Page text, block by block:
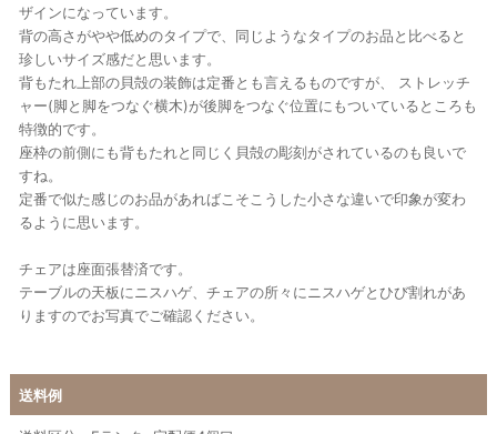
ザインになっています。
背の高さがやや低めのタイプで、同じようなタイプのお品と比べると
珍しいサイズ感だと思います。
背もたれ上部の貝殻の装飾は定番とも言えるものですが、 ストレッチ
ャー(脚と脚をつなぐ横木)が後脚をつなぐ位置にもついているところも
特徴的です。
座枠の前側にも背もたれと同じく貝殻の彫刻がされているのも良いで
すね。
定番で似た感じのお品があればこそこうした小さな違いで印象が変わ
るように思います。
チェアは座面張替済です。
テーブルの天板にニスハゲ、チェアの所々にニスハゲとひび割れがあ
りますのでお写真でご確認ください。
送料例